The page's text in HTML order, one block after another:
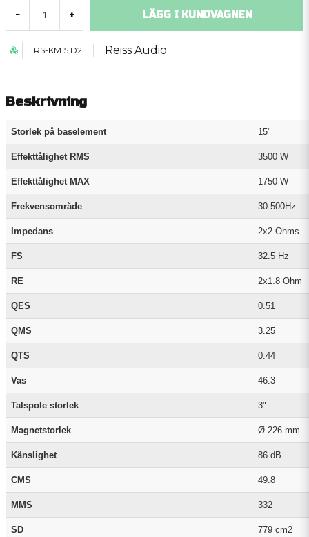
- + LÄGG I KUNDVAGNEN
RS-KM15.D2 Reiss Audio
Beskrivning
Storlek på baselement 15"
Effekttålighet RMS 3500 W
Effekttålighet MAX 1750 W
Frekvensområde 30-500Hz
Impedans 2x2 Ohms
FS 32.5 Hz
RE 2x1.8 Ohm
QES 0.51
QMS 3.25
QTS 0.44
Vas 46.3
Talspole storlek 3"
Magnetstorlek Ø 226 mm
Känslighet 86 dB
CMS 49.8
MMS 332
SD 779 cm2